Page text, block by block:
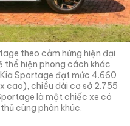
theo cảm hứng hiện đại
thể hiện phong cách khác
Sportage đạt mức 4.660
cao), chiều dài cơ sở 2.755
là một chiếc xe có
cùng phân khúc.